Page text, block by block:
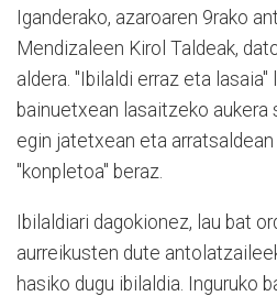
Iganderako, azaroaren 9rako
Mendizaleen Kirol Taldeak,
aldera. "Ibilaldi erraz eta
bainuetxean lasaitzeko aukera
egin jatetxean eta arratsaldean
"konpletoa" beraz.
Ibilaldiari dagokionez, lau bat
aurreikusten dute
hasiko dugu ibilaldia. Inguruko